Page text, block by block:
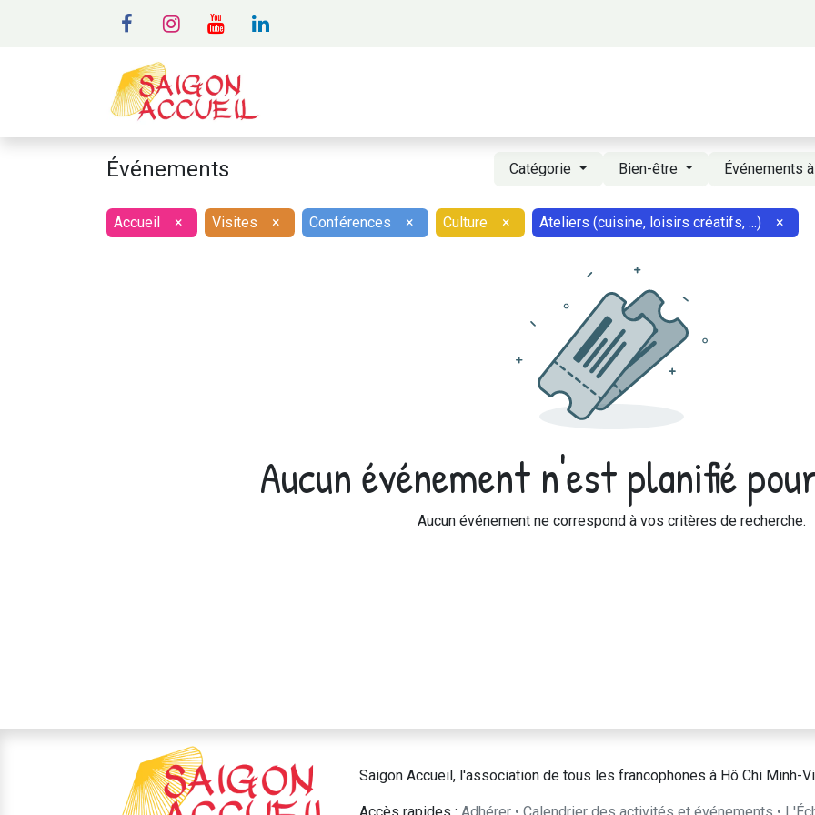
Événements Catégorie Bien-être Événements
Accueil × Visites × Conférences × Culture × Ateliers (cuisine, loisirs créatifs, ...) ×
Aucun événement n'est planifié
Aucun événement ne correspond à vos critères de recherche.
Saigon Accueil, l'association de tous les francophones à Hô Chi Minh-